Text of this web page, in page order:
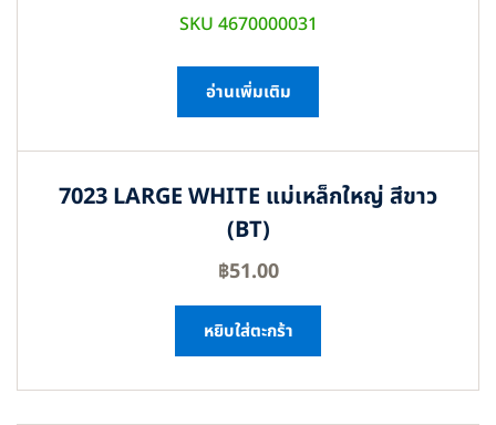
SKU 4670000031
อ่านเพิ่มเติม
7023 LARGE WHITE แม่เหล็กใหญ่ สีขาว
(BT)
฿51.00
หยิบใส่ตะกร้า